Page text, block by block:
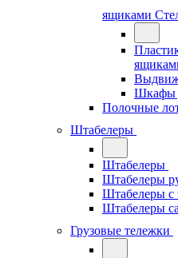
ящиками
Шкафы
Полочные
Штабелеры
Штабелеры
Штабелеры
Штабелеры с
Штабелеры
Грузовые тележки